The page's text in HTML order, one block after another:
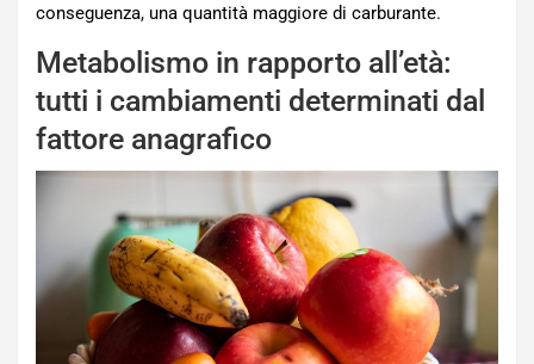
conseguenza, una quantità maggiore di carburante.
Metabolismo in rapporto all’età:
tutti i cambiamenti determinati dal
fattore anagrafico